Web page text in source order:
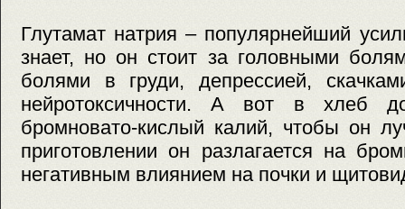
Глутамат натрия – популярнейший
знает, но он стоит за головными
болями в груди, депрессией,
нейротоксичности. А вот в хлеб
бромновато-кислый калий, чтобы он
приготовлении он разлагается на
негативным влиянием на почки и